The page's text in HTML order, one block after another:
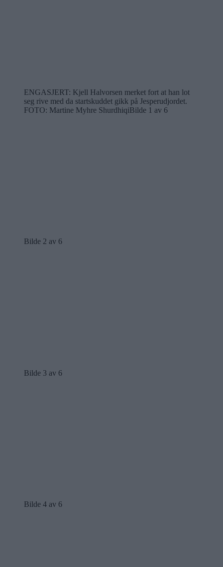
ENGASJERT: Kjell Halvorsen merket fort at han lot
seg rive med da startskuddet gikk på Jesperudjordet.
FOTO: Martine Myhre ShurdhiqiBilde 1 av 6
Bilde 2 av 6
Bilde 3 av 6
Bilde 4 av 6